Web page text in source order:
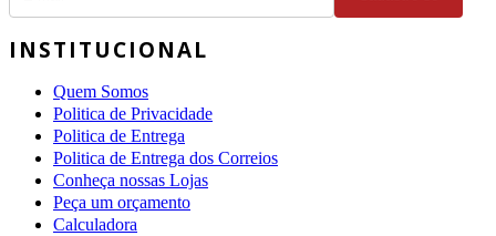
INSTITUCIONAL
Quem Somos
Politica de Privacidade
Politica de Entrega
Politica de Entrega dos Correios
Conheça nossas Lojas
Peça um orçamento
Calculadora